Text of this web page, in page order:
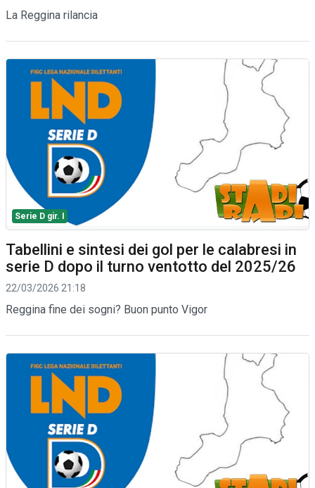
La Reggina rilancia
Serie D gir. I
Tabellini e sintesi dei gol per le calabresi in
serie D dopo il turno ventotto del 2025/26
22/03/2026 21:18
Reggina fine dei sogni? Buon punto Vigor